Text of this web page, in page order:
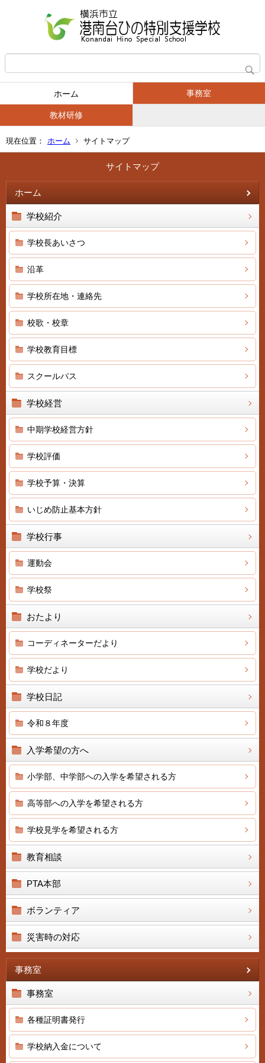
ホーム 事務室
教材研修
現在位置： ホーム サイトマップ
サイトマップ
ホーム
学校紹介
学校長あいさつ
沿革
学校所在地・連絡先
校歌・校章
学校教育目標
スクールバス
学校経営
中期学校経営方針
学校評価
学校予算・決算
いじめ防止基本方針
学校行事
運動会
学校祭
おたより
コーディネーターだより
学校だより
学校日記
令和８年度
入学希望の方へ
小学部、中学部への入学を希望される方
高等部への入学を希望される方
学校見学を希望される方
教育相談
PTA本部
ボランティア
災害時の対応
事務室
事務室
各種証明書発行
学校納入金について